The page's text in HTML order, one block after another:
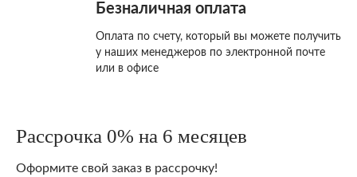
Безналичная оплата
Оплата по счету, который вы можете получить
у наших менеджеров по электронной почте
или в офисе
Рассрочка 0% на 6 месяцев
Оформите свой заказ в рассрочку!